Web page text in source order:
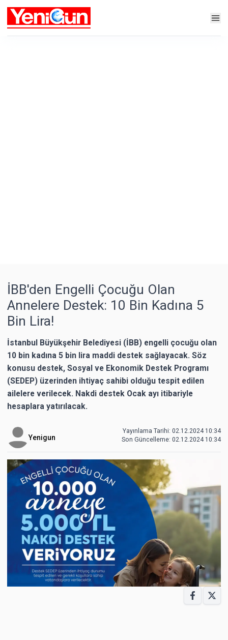
İBB'den Engelli Çocuğu Olan
Annelere Destek: 10 Bin Kadına 5
Bin Lira!
İstanbul Büyükşehir Belediyesi (İBB) engelli çocuğu olan
10 bin kadına 5 bin lira maddi destek sağlayacak. Söz
konusu destek, Sosyal ve Ekonomik Destek Programı
(SEDEP) üzerinden ihtiyaç sahibi olduğu tespit edilen
ailelere verilecek. Nakdi destek Ocak ayı itibariyle
hesaplara yatırılacak.
Yenigun
Yayınlama Tarihi: 02.12.2024 10:34
Son Güncelleme: 02.12.2024 10:34